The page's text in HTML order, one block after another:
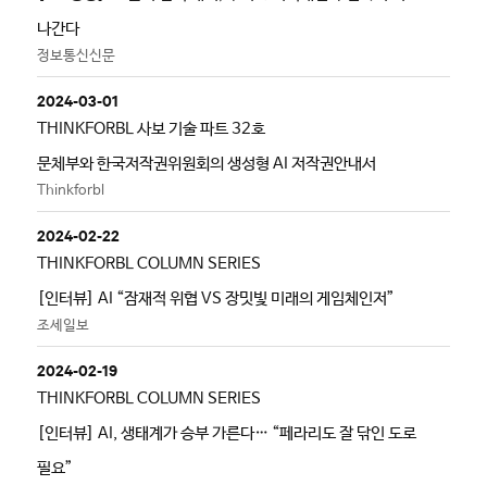
나간다
정보통신신문
2024-03-01
THINKFORBL 사보 기술 파트 32호
문체부와 한국저작권위원회의 생성형 AI 저작권안내서
Thinkforbl
2024-02-22
THINKFORBL COLUMN SERIES
[인터뷰] AI “잠재적 위협 VS 장밋빛 미래의 게임체인저”
조세일보
2024-02-19
THINKFORBL COLUMN SERIES
[인터뷰] AI, 생태계가 승부 가른다… “페라리도 잘 닦인 도로
필요”